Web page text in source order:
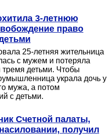
3-летнюю
право
25-летняя жительница
с мужем и потеряла
тремя детьми. Чтобы
украла дочь у
мужа, а потом
с детьми.
Счетной палаты,
получил